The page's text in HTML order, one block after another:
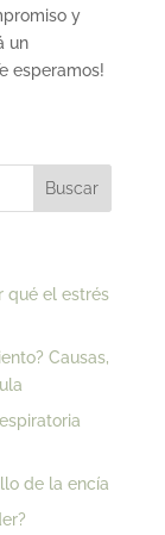
y
un
esperamos!
qué el estrés
Causas,
de la encía